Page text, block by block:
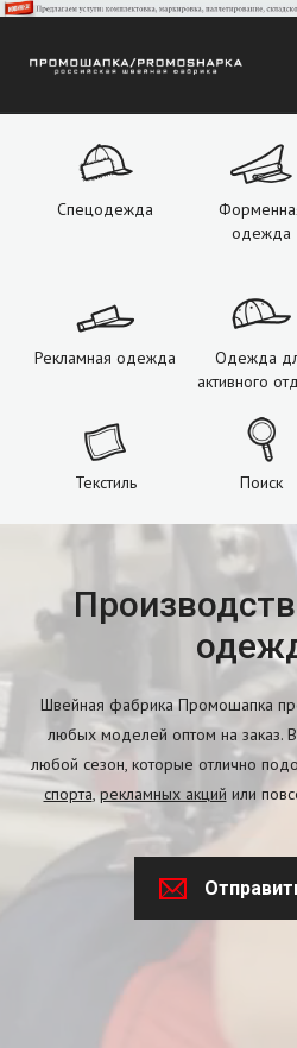
529-74-02
+7 (920) 110-30-00
Производство
Спецодежда
одежда
Рекламная одежда
Одежда
активного
Текстиль Поиск
Швейная фабрика Промошапка
любых моделей оптом на заказ.
любой сезон, которые отлично
спорта,рекламных акций или